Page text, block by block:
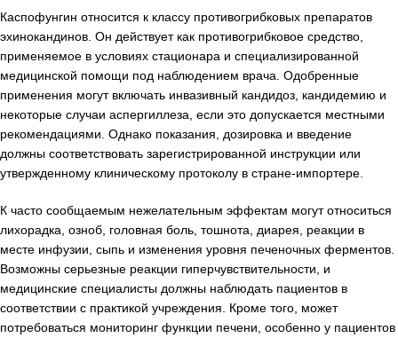
Каспофунгин относится к классу противогрибковых препаратов
эхинокандинов. Он действует как противогрибковое средство,
применяемое в условиях стационара и специализированной
медицинской помощи под наблюдением врача. Одобренные
применения могут включать инвазивный кандидоз, кандидемию и
некоторые случаи аспергиллеза, если это допускается местными
рекомендациями. Однако показания, дозировка и введение
должны соответствовать зарегистрированной инструкции или
утвержденному клиническому протоколу в стране-импортере.
К часто сообщаемым нежелательным эффектам могут относиться
лихорадка, озноб, головная боль, тошнота, диарея, реакции в
месте инфузии, сыпь и изменения уровня печеночных ферментов.
Возможны серьезные реакции гиперчувствительности, и
медицинские специалисты должны наблюдать пациентов в
соответствии с практикой учреждения. Кроме того, может
потребоваться мониторинг функции печени, особенно у пациентов